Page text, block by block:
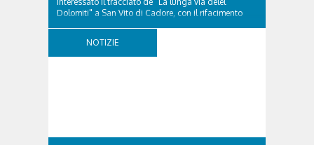
Dolomiti" a San Vito di Cadore, con il rifacimento
appositi dissuasori in corrispondenza...
NOTIZIE